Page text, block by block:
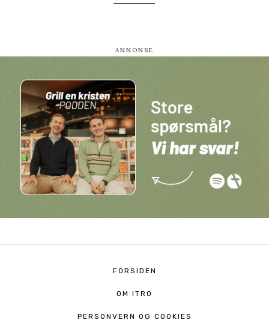
FORSIDEN
OM ITRO
PERSONVERN OG COOKIES